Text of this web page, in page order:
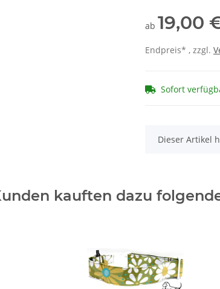
ab 19,00
Endpreis* , zzgl.
Sofort
x
Dieser Artikel
kauften dazu